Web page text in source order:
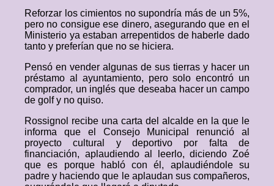
Reforzar los cimientos no supondría más de un 5%,
pero no consigue ese dinero, asegurando que en el
Ministerio ya estaban arrepentidos de haberle dado
tanto y preferían que no se hiciera.
Pensó en vender algunas de sus tierras y hacer un
préstamo al ayuntamiento, pero solo encontró un
comprador, un inglés que deseaba hacer un campo
de golf y no quiso.
Rossignol recibe una carta del alcalde en la que le
informa que el Consejo Municipal renunció al
proyecto cultural y deportivo por falta de
financiación, aplaudiendo al leerlo, diciendo Zoé
que es porque habló con él, aplaudiéndole su
padre y haciendo que le aplaudan sus compañeros,